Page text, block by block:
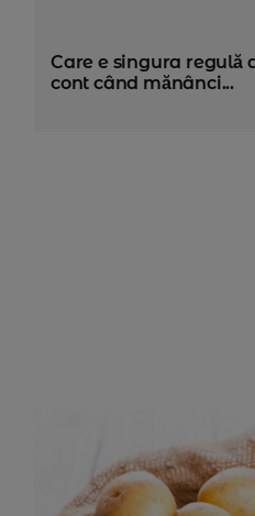
Care e singura regulă
cont când mănânci...